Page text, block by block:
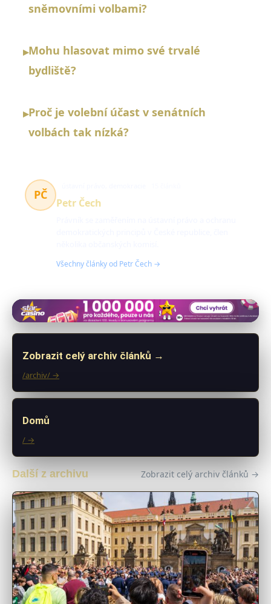
sněmovními volbami?
▸Mohu hlasovat mimo své trvalé
bydliště?
▸Proč je volební účast v senátních
volbách tak nízká?
PČ
Petr Čech
Všechny články od Petr Čech →
Zobrazit celý archiv článků →
/archiv/ →
Domů
/ →
Další z archivu Zobrazit celý archiv článků →